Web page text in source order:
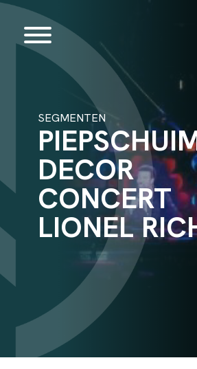
SEGMENTEN
DECOR
CONCERT
LIONEL